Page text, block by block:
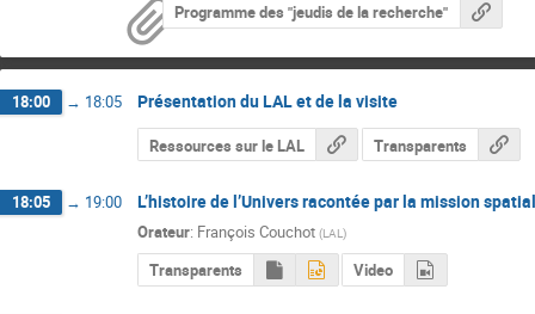
Programme des "jeudis de la recherche"
18:00 → 18:05 Présentation du LAL et de la visite
Ressources sur le LAL Transparents
18:05 → 19:00 L’histoire de l’Univers racontée par la mission
Orateur: François Couchot (LAL )
Transparents Video